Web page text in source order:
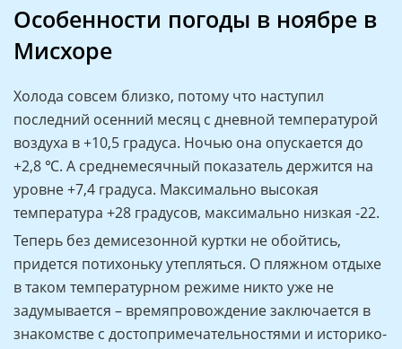
Особенности погоды в ноябре в
Мисхоре
Холода совсем близко, потому что наступил
последний осенний месяц с дневной температурой
воздуха в +10,5 градуса. Ночью она опускается до
+2,8 ℃. А среднемесячный показатель держится на
уровне +7,4 градуса. Максимально высокая
температура +28 градусов, максимально низкая -22.
Теперь без демисезонной куртки не обойтись,
придется потихоньку утепляться. О пляжном отдыхе
в таком температурном режиме никто уже не
задумывается – времяпровождение заключается в
знакомстве с достопримечательностями и историко-